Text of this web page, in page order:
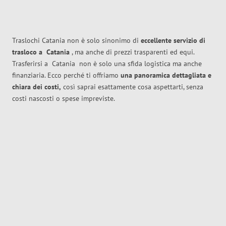
Traslochi Catania non è solo sinonimo di eccellente servizio di
trasloco a Catania , ma anche di prezzi trasparenti ed equi.
Trasferirsi a Catania non è solo una sfida logistica ma anche
finanziaria. Ecco perché ti offriamo una panoramica dettagliata e
chiara dei costi, così saprai esattamente cosa aspettarti, senza
costi nascosti o spese impreviste.